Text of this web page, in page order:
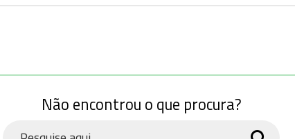
Não encontrou o que procura?